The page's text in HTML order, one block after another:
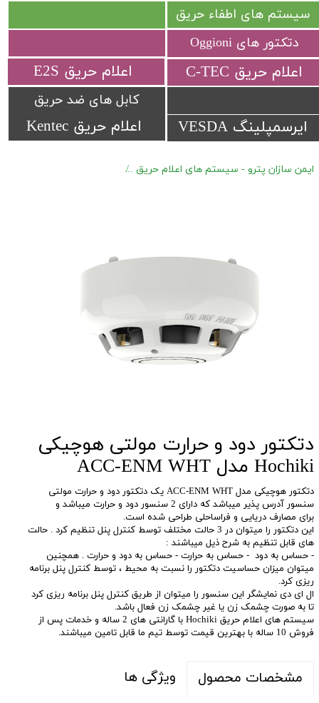
اعلام حریق Kentec
​اعلام حریق C-TEC​​​​​​​ ​اعلام حریق E2S
ایرسمپلینگ VESDA
سیستم های اطفاء حریق
کابل های ضد حریق
دتکتور های Oggioni
ایمن سازان پترو - سیستم های اعلام حریق
دتکتور دود و حرارت مولتی هوچیکی
Hochiki مدل ACC-ENM WHT
دتکتور هوچیکی مدل ACC-ENM WHT یک دتکتور دود و حرارت مولتی
سنسور آدرس پذیر میباشد که دارای 2 سنسور دود و حرارت میباشد و
برای مصارف دریایی و فراساحلی طراحی شده است.
این دتکتور را میتوان در 3 حالت مختلف توسط کنترل پنل تنظیم کرد . حالت
های قابل تنظیم به شرح ذیل میباشند :
- حساس به دود - حساس به حرارت - حساس به دود و حرارت . همچنین
میتوان میزان حساسیت دتکتور را نسبت به محیط ، توسط کنترل پنل برنامه
ریزی کرد.
ال ای دی نمایشگر این سنسور را میتوان از طریق کنترل پنل برنامه ریزی کرد
تا به صورت چشمک زن یا غیر چشمک زن فعال باشد.
سیستم های اعلام حریق Hochiki با گارانتی های 2 ساله و خدمات پس از
فروش 10 ساله با بهترین قیمت توسط تیم ما قابل تامین میباشند.
مشخصات محصول
ویژگی ها